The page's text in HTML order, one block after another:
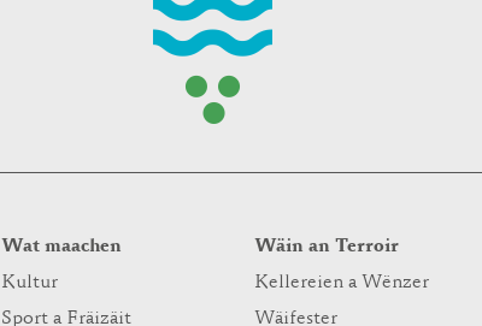
Wat maachen
Kultur
Sport a Fräizäit
Wäin an Terroir
Kellereien a Wënzer
Wäifester